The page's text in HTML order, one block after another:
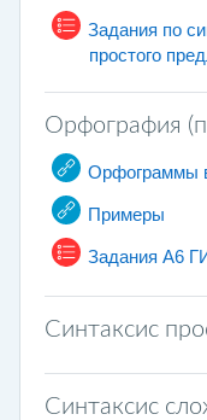
Задания по
простого
Орфография
Орфограммы
Примеры
Задания А6
Синтаксис
Синтаксис